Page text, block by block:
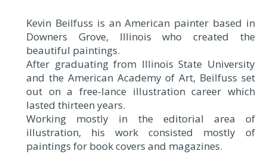
Kevin Beilfuss is an American painter based in
Downers Grove, Illinois who created the
beautiful paintings.
After graduating from Illinois State University
and the American Academy of Art, Beilfuss set
out on a free-lance illustration career which
lasted thirteen years.
Working mostly in the editorial area of
illustration, his work consisted mostly of
paintings for book covers and magazines.